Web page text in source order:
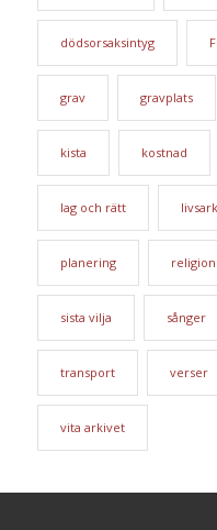
dödsorsaksintyg
grav gravplats
kista kostnad
lag och rätt
planering religion
sista vilja sånger
transport verser
vita arkivet